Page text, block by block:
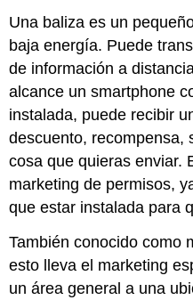
Una baliza es un
baja energía. Puede
de información a
alcance un smartphone
instalada, puede recibir
descuento, recompensa,
cosa que quieras enviar.
marketing de permisos,
que estar instalada para
También conocido como
esto lleva el marketing
un área general a una